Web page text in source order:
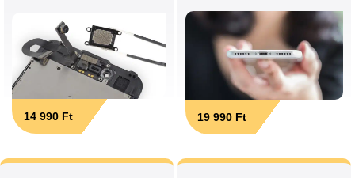
14 990 Ft 19 990 Ft